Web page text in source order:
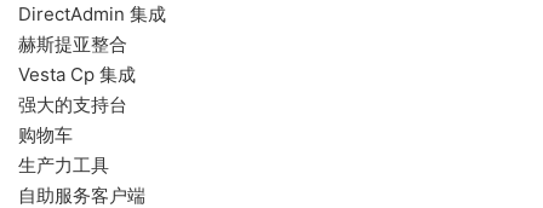
DirectAdmin 集成
赫斯提亚整合
Vesta Cp 集成
强大的支持台
购物车
生产力工具
自助服务客户端